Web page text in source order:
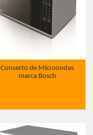
Conserto de Microondas
marca Bosch